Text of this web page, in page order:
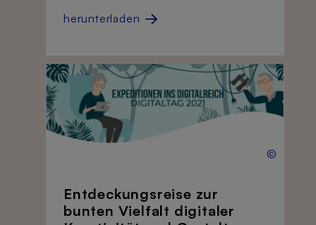
herunterladen
©
Entdeckungsreise zur
bunten Vielfalt digitaler